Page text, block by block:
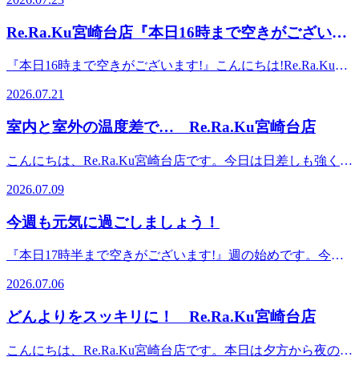
宮崎台駅 徒歩30秒溝の口・宮前平からもアクセスしやすい
場所にあります
支払いができるキャッシュレスで使えば使うほどポイントが
たまりお得になるサービスです!今ならはじめてのチャージ
で20%増額キャンペーン中ですのでぜひこの機会にログイン
23日(木)のご案内情報～12:00 ～ 19:30予約状況は変更になる
場合がありますので、お気軽にお問い合わせ下さい。ーーー
ーーーー【Re.Ra.Ku宮崎台店】神奈川県川崎市宮前区宮崎2-
8-46グランハウス宮崎台1F営業時間:平日 10:00-22:00(最終受
付21:30)土日祝 10:00-20:00(最終受付19:30)最寄り駅:東急田園
やすい場所にあります。
Re.Ra.Ku宮崎台店『本日16時まで空きがございま
『本日16時まで空きがございます!』こんにちは!Re.Ra.Ku宮
れをほぐして今週を元気に過ごしましょう!スタッフ一同笑
顔でお待ちしております!～7月21日(火)のご案内情報～10:00
～ 16:00予約状況は変更になる場合がありますので、お気軽
ーーーーーーーーーーーーーーーーーー【Re.Ra.Ku宮崎台
店】神奈川県川崎市宮前区宮崎2-8-46グランハウス宮崎台1F
20:00(最終受付19:30)最寄り駅:東急田園都市線 宮崎台駅 徒歩
30秒溝の口・宮前平からもアクセスしやすい場所にありま
す
2026.07.21
室内と室外の温度差で… Re.Ra.Ku宮崎台店
こんにちは、Re.Ra.Ku宮崎台店です。今日は日差しも強く、
シムシとした暑い室外の温度差で疲れを感じやすくなってし
アをしてみませんか～7月9日(木)のご案内情報～
すので、お気軽にお問い合わせ下さい。ーーーーーーーーー
ーーーーーーーーーーーーーーーーーーーーーーーーー
ンハウス宮崎台1F営業時間:平日 10:00-22:00(最終受付21:30)
土日祝 10:00-20:00(最終受付19:30)最寄り駅:東急田園都市線
宮崎台駅 徒歩30秒溝の口・宮前平からもアクセスしやすい
2026.07.09
今週も元気に過ごしましょう！
『本日17時半まで空きがございます!』週の始めです。今週
んか。スタッフ一同笑顔でお待ちしております!～7月6日(月)
のご案内情報～10:00 ～ 14:3514:45 ～ 17:30予約状況は変更に
なる場合がありますので、お気軽にお問い合わせ下さい。ー
ーーーーーー【Re.Ra.Ku宮崎台店】神奈川県川崎市宮前区宮
2026.07.06
どんよりをスッキリに！ Re.Ra.Ku宮崎台店
こんにちは、Re.Ra.Ku宮崎台店です。本日は夕方から夜の時